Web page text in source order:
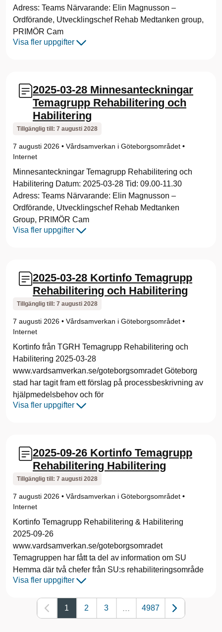
Adress: Teams Närvarande: Elin Magnusson –
Ordförande, Utvecklingschef Rehab Medtanken group,
PRIMÖR Cam
Visa fler uppgifter
2025-03-28 Minnesanteckningar
Temagrupp Rehabilitering och
Habilitering
Tillgänglig till: 7 augusti 2028
7 augusti 2026 • Vårdsamverkan i Göteborgsområdet •
Internet
Minnesanteckningar Temagrupp Rehabilitering och
Habilitering Datum: 2025-03-28 Tid: 09.00-11.30
Adress: Teams Närvarande: Elin Magnusson –
Ordförande, Utvecklingschef Rehab Medtanken
Group, PRIMÖR Cam
Visa fler uppgifter
2025-03-28 Kortinfo Temagrupp
Rehabilitering och Habilitering
Tillgänglig till: 7 augusti 2028
7 augusti 2026 • Vårdsamverkan i Göteborgsområdet •
Internet
Kortinfo från TGRH Temagrupp Rehabilitering och
Habilitering 2025-03-28
www.vardsamverkan.se/goteborgsomradet Göteborg
stad har tagit fram ett förslag på processbeskrivning av
hjälpmedelsbehov och för
Visa fler uppgifter
2025-09-26 Kortinfo Temagrupp
Rehabilitering Habilitering
Tillgänglig till: 7 augusti 2028
7 augusti 2026 • Vårdsamverkan i Göteborgsområdet •
Internet
Kortinfo Temagrupp Rehabilitering & Habilitering
2025-09-26
www.vardsamverkan.se/goteborgsomradet
Temagruppen har fått ta del av information om SU
Hemma där två chefer från SU:s rehabiliteringsområde
Visa fler uppgifter
1 2 3 ... 4987